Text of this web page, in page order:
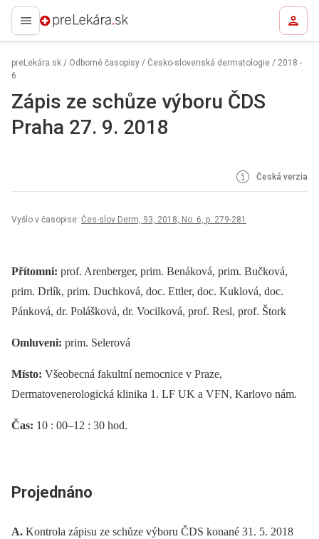
preLekára.sk
preLekára.sk / Odborné časopisy / Česko-slovenská dermatologie / 2018 -
6
Zápis ze schůze výboru ČDS
Praha 27. 9. 2018
Česká verzia
Vyšlo v časopise: Čes-slov Derm, 93, 2018, No. 6, p. 279-281
Přítomni: prof. Arenberger, prim. Benáková, prim. Bučková,
prim. Drlík, prim. Duchková, doc. Ettler, doc. Kuklová, doc.
Pánková, dr. Polášková, dr. Vocilková, prof. Resl, prof. Štork
Omluveni: prim. Selerová
Místo: Všeobecná fakultní nemocnice v Praze,
Dermatovenerologická klinika 1. LF UK a VFN, Karlovo nám.
Čas: 10 : 00–12 : 30 hod.
Projednáno
A. Kontrola zápisu ze schůze výboru ČDS konané 31. 5. 2018